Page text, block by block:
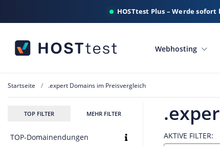
HOSTtest Plus – Werde
Webhosting
Startseite .expert Domains im Preisvergleich
TOP FILTER MEHR FILTER
TOP-Domainendungen AKTIVE FILTER: